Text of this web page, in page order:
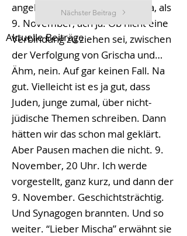
angekündigt wurde es ja, nun ja, als
9. November, ach ja. Ob nicht eine
Verbindung zu ziehen sei, zwischen
der Verfolgung von Grischa und…
Ähm, nein. Auf gar keinen Fall. Na
gut. Vielleicht ist es ja gut, dass
Juden, junge zumal, über nicht-
jüdische Themen schreiben. Dann
hätten wir das schon mal geklärt.
Aber Pausen machen die nicht. 9.
November, 20 Uhr. Ich werde
vorgestellt, ganz kurz, und dann der
9. November. Geschichtsträchtig.
Und Synagogen brannten. Und so
weiter. “Lieber Mischa” erwähnt sie
Nächster Beitrag
Aktuelle Beiträge